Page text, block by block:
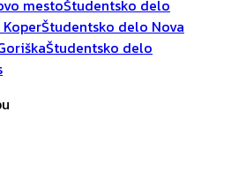
mestoŠtudentsko delo
Študentsko delo Nova
Študentsko delo